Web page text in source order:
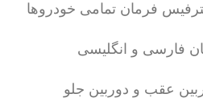
فرمان تمامی خودروها
فارسی و انگلیسی
عقب و دوربین جلو